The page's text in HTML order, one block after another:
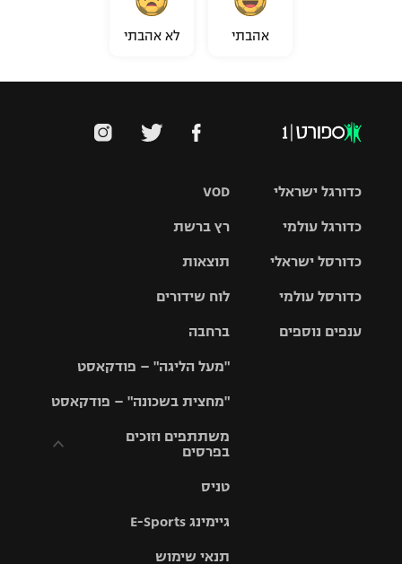
אהבתי לא אהבתי
VOD
רץ ברשת
תוצאות
לוח שידורים
ברחבה
"מעל הליגה" – פודקאסט
"מחצית בשכונה" – פודקאסט
משתתפים וזוכים
בפרסים
וזוכים בפרסים
תקנון עבור פעילות
טניס
גיימינג E-Sports
תנאי שימוש
כדורגל ישראלי
גביע הטוטו
כדורגל עולמי
האלופות
ליגה
כדורסל ישראלי
סל
כדורסל עולמי
ענפים נוספים